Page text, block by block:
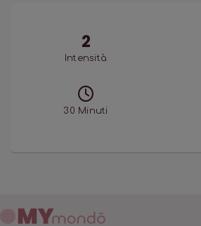
2
Intensità
30 Minuti